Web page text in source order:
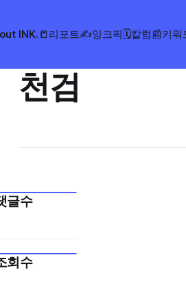
INK.📒리포트✍️잉크픽🗓️칼럼📰키워
천검
글수
회수